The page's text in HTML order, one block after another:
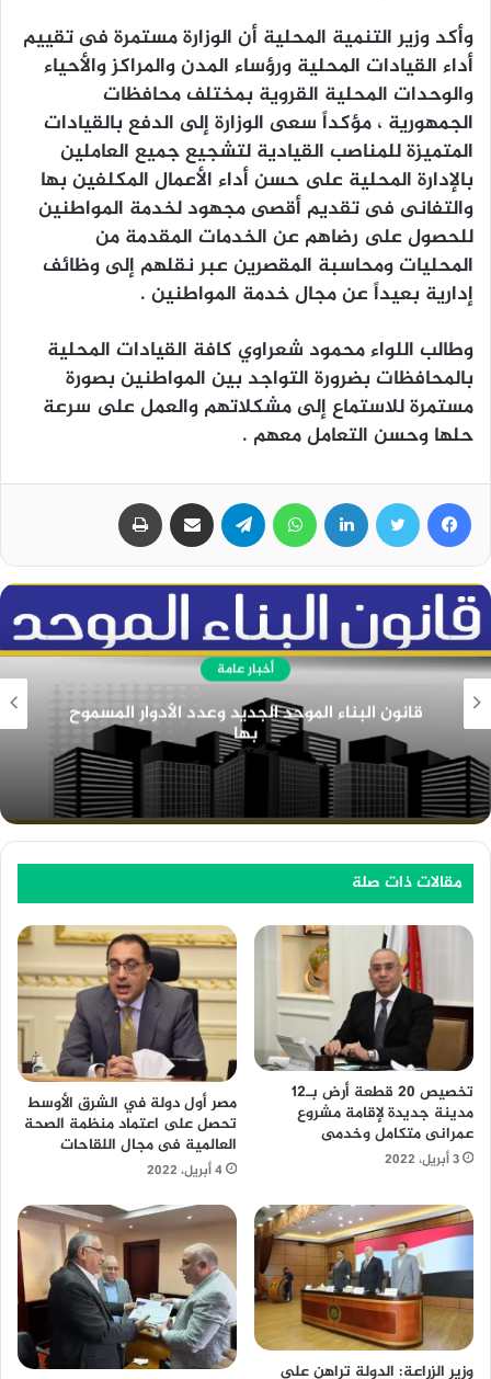
وأكد وزير التنمية المحلية أن الوزارة مستمرة فى تقييم
أداء القيادات المحلية ورؤساء المدن والمراكز والأحياء
والوحدات المحلية القروية بمختلف محافظات
الجمهورية ، مؤكداً سعى الوزارة إلى الدفع بالقيادات
المتميزة للمناصب القيادية لتشجيع جميع العاملين
بالإدارة المحلية على حسن أداء الأعمال المكلفين بها
والتفانى فى تقديم أقصى مجهود لخدمة المواطنين
للحصول على رضاهم عن الخدمات المقدمة من
المحليات ومحاسبة المقصرين عبر نقلهم إلى وظائف
إدارية بعيداً عن مجال خدمة المواطنين .
وطالب اللواء محمود شعراوي كافة القيادات المحلية
بالمحافظات بضرورة التواجد بين المواطنين بصورة
مستمرة للاستماع إلى مشكلاتهم والعمل على سرعة
حلها وحسن التعامل معهم .
أخبار عامة
دور ادارة الموارد البشرية في المؤسسات التعليمية
مقالات ذات صلة
تخصيص 20 قطعة أرض بـ12
مدينة جديدة لإقامة مشروع
عمرانى متكامل وخدمى
3 أبريل، 2022
مصر أول دولة في الشرق الأوسط
تحصل على اعتماد منظمة الصحة
العالمية فى مجال اللقاحات
4 أبريل، 2022
وزير الزراعة: الدولة تراهن على